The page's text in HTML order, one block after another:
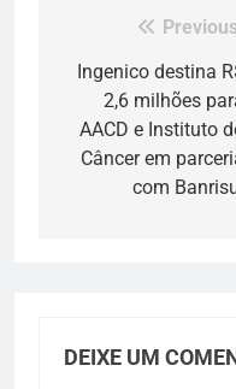
Navegação
de
Post
Ingenico destina
2,6 milhões
AACD e Instituto
Câncer em
com
DEIXE UM